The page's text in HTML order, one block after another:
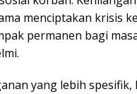
menciptakan krisis
permanen bagi
yang lebih spesifik,